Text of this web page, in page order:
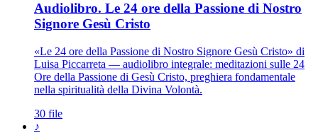
Audiolibro. Le 24 ore della Passione di Nostro
Signore Gesù Cristo
«Le 24 ore della Passione di Nostro Signore Gesù Cristo» di
Luisa Piccarreta — audiolibro integrale: meditazioni sulle 24
Ore della Passione di Gesù Cristo, preghiera fondamentale
nella spiritualità della Divina Volontà.
30 file
♪